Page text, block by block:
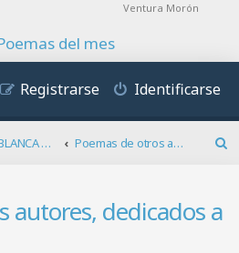
Ventura Morón
del mes
Identificarse
Registrarse
FORO DE BLANCA SANDINO
Poemas de otros autores, dedicados a Blanca Sandino
autores, dedicados a